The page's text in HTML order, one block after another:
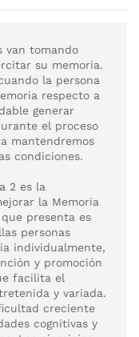
van tomando
su memoria.
la persona
respecto a
generar
el proceso
mantendremos
condiciones.
2 es la
la Memoria
presenta es
personas
individualmente,
y promoción
facilita el
y variada.
creciente
cognitivas y